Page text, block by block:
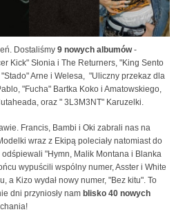
Dostaliśmy 9 nowych albumów-
Kick" Słonia i The Returners, "King Sento
Arne i Welesa, "Uliczny przekaz dla
"Fucha" Bartka Koko i Amatowskiego,
oraz " 3L3M3NT" Karuzelki.
Francis, Bambi i Oki zabrali nas na
wraz z Ekipą poleciały natomiast do
"Hymn, Malik Montana i Blanka
wypuścili wspólny numer, Asster i White
a Kizo wydał nowy numer, "Bez kitu". To
dni przyniosły nam blisko 40 nowych